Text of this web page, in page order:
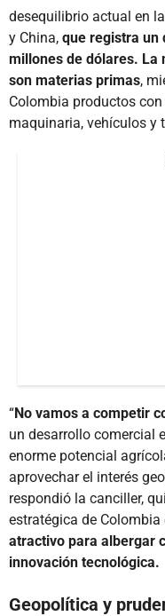
desequilibrio actual en
y China, que registra un
millones de dólares. La
son materias primas,
Colombia productos
maquinaria, vehículos y
“No vamos a competir
un desarrollo comercial
enorme potencial
aprovechar el interés
respondió la canciller,
estratégica de
atractivo para albergar
innovación tecnológica.
Geopolítica y